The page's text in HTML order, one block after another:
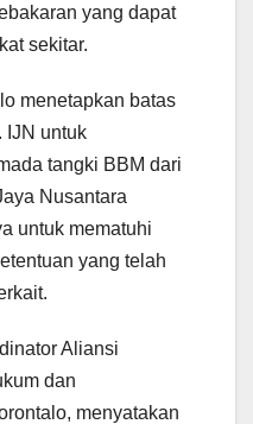
yang dapat
sekitar.
menetapkan batas
IJN untuk
tangki BBM dari
Nusantara
untuk mematuhi
yang telah
Aliansi
dan
menyatakan